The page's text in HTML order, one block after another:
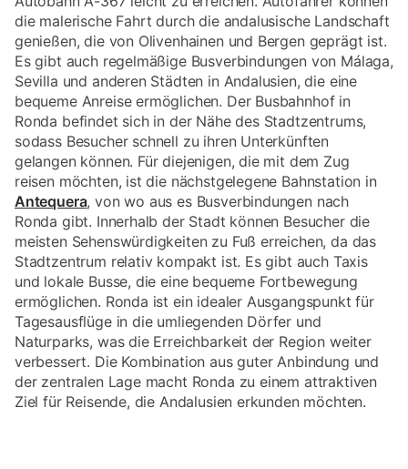
die malerische Fahrt durch die andalusische Landschaft
genießen, die von Olivenhainen und Bergen geprägt ist.
Es gibt auch regelmäßige Busverbindungen von Málaga,
Sevilla und anderen Städten in Andalusien, die eine
bequeme Anreise ermöglichen. Der Busbahnhof in
Ronda befindet sich in der Nähe des Stadtzentrums,
sodass Besucher schnell zu ihren Unterkünften
gelangen können. Für diejenigen, die mit dem Zug
reisen möchten, ist die nächstgelegene Bahnstation in
Antequera, von wo aus es Busverbindungen nach
Ronda gibt. Innerhalb der Stadt können Besucher die
meisten Sehenswürdigkeiten zu Fuß erreichen, da das
Stadtzentrum relativ kompakt ist. Es gibt auch Taxis
und lokale Busse, die eine bequeme Fortbewegung
ermöglichen. Ronda ist ein idealer Ausgangspunkt für
Tagesausflüge in die umliegenden Dörfer und
Naturparks, was die Erreichbarkeit der Region weiter
verbessert. Die Kombination aus guter Anbindung und
der zentralen Lage macht Ronda zu einem attraktiven
Ziel für Reisende, die Andalusien erkunden möchten.